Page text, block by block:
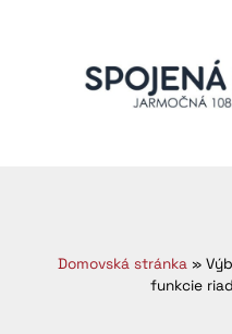
Domovská stránka»
funkcie